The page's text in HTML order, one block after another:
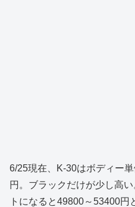
6/25現在、K-30はボディー
円。ブラックだけが少し高
トになると49800～53400